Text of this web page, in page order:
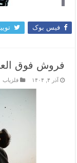
فیس بوک
فروش فوق
آذر ۴, ۱۴۰۴ فلزیاب